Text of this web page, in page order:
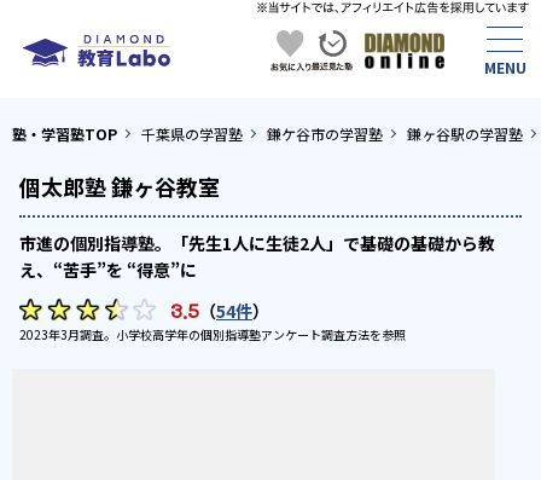
塾・学習塾TOP 千葉県の学習塾 鎌ケ谷市の学習塾 鎌ヶ谷駅の学習塾
個太郎塾 鎌ヶ谷教室
市進の個別指導塾。「先生1人に生徒2人」で基礎の基礎から教
え、“苦手”を “得意”に
3.5 （54件）
2023年3月調査。 小学校高学年の個別指導塾アンケート調査方法を参照